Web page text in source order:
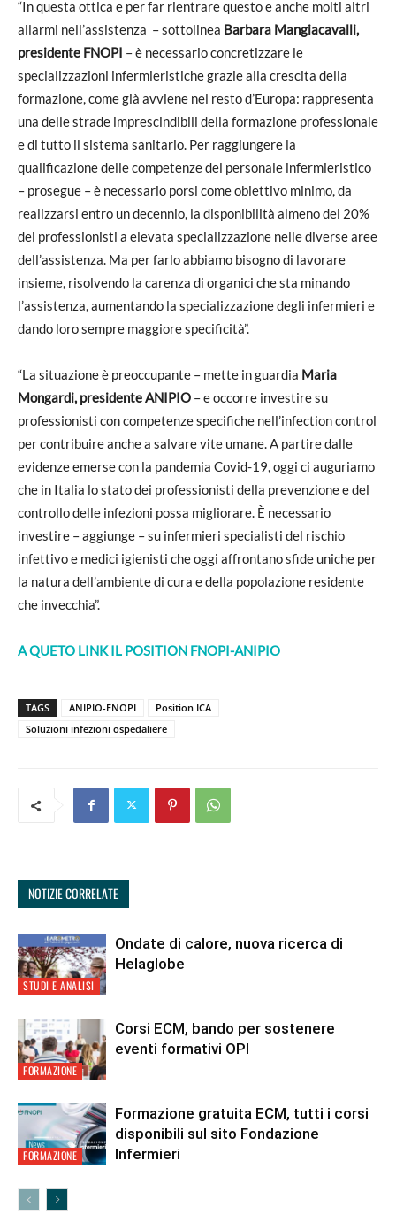
“In questa ottica e per far rientrare questo e anche molti altri
allarmi nell’assistenza – sottolinea Barbara Mangiacavalli,
presidente FNOPI – è necessario concretizzare le
specializzazioni infermieristiche grazie alla crescita della
formazione, come già avviene nel resto d’Europa: rappresenta
una delle strade imprescindibili della formazione professionale
e di tutto il sistema sanitario. Per raggiungere la
qualificazione delle competenze del personale infermieristico
– prosegue – è necessario porsi come obiettivo minimo, da
realizzarsi entro un decennio, la disponibilità almeno del 20%
dei professionisti a elevata specializzazione nelle diverse aree
dell’assistenza. Ma per farlo abbiamo bisogno di lavorare
insieme, risolvendo la carenza di organici che sta minando
l’assistenza, aumentando la specializzazione degli infermieri e
dando loro sempre maggiore specificità”.
“La situazione è preoccupante – mette in guardia Maria
Mongardi, presidente ANIPIO – e occorre investire su
professionisti con competenze specifiche nell’infection control
per contribuire anche a salvare vite umane. A partire dalle
evidenze emerse con la pandemia Covid-19, oggi ci auguriamo
che in Italia lo stato dei professionisti della prevenzione e del
controllo delle infezioni possa migliorare. È necessario
investire – aggiunge – su infermieri specialisti del rischio
infettivo e medici igienisti che oggi affrontano sfide uniche per
la natura dell’ambiente di cura e della popolazione residente
che invecchia”.
A QUETO LINK IL POSITION FNOPI-ANIPIO
TAGS ANIPIO-FNOPI
Position ICA
Soluzioni infezioni ospedaliere
NOTIZIE CORRELATE
STUDI E ANALISI
Ondate di calore, nuova ricerca di
Helaglobe
FORMAZIONE
Corsi ECM, bando per sostenere
eventi formativi OPI
FORMAZIONE
Formazione gratuita ECM, tutti i corsi
disponibili sul sito Fondazione
Infermieri